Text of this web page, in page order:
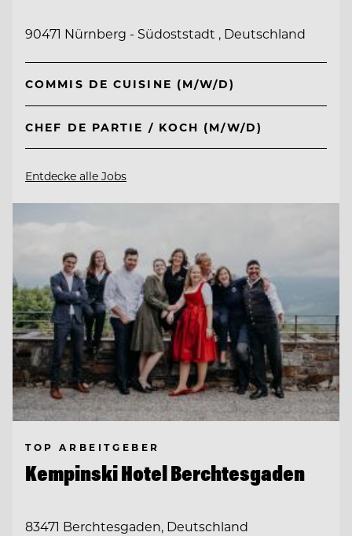
90471 Nürnberg - Südoststadt , Deutschland
COMMIS DE CUISINE (M/W/D)
CHEF DE PARTIE / KOCH (M/W/D)
Entdecke alle Jobs
TOP ARBEITGEBER
Kempinski Hotel Berchtesgaden
83471 Berchtesgaden, Deutschland